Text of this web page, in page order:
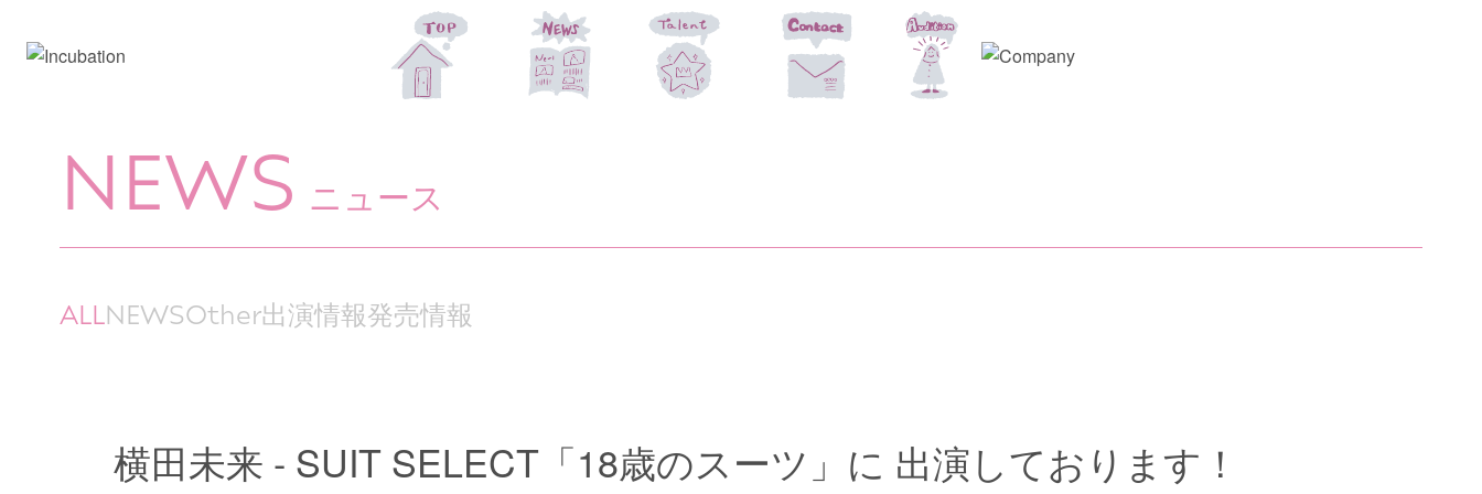
NEWS ニュース
ALLNEWSOther出演情報発売情報
横田未来 - SUIT SELECT「18歳のスーツ」に 出演しております！